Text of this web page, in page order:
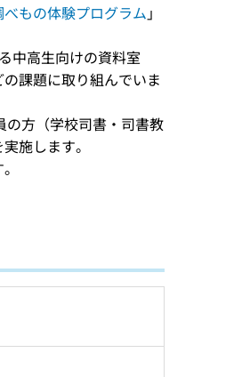
べもの体験プログラム 」
中高生向けの資料室
課題に取り組んでいま
の方（学校司書・司書教
実施します。